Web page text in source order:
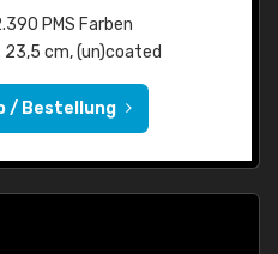
PMS Farben
23,5 cm, (un)coated
/ Bestellung